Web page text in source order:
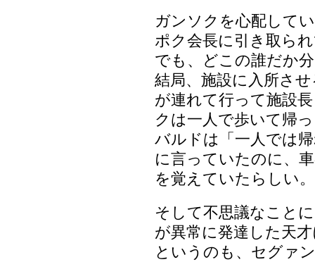
ガンソクを心配して
ポク会長に引き取ら
でも、どこの誰だか
結局、施設に入所さ
が連れて行って施設
クは一人で歩いて帰
バルドは「一人では
に言っていたのに、
を覚えていたらしい。
そして不思議なこと
が異常に発達した天
というのも、セグァ